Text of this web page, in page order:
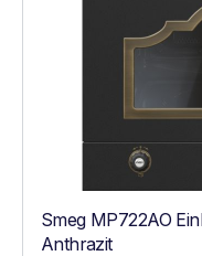
Smeg MP722AO
Anthrazit